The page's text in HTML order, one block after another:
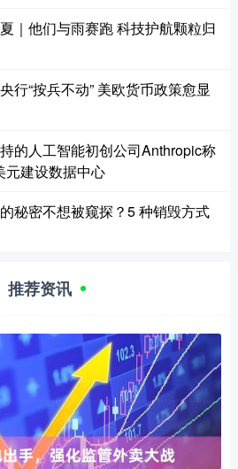
｜他们与雨赛跑 科技护航颗粒归
行“按兵不动” 美欧货币政策愈显
的人工智能初创公司Anthropic称
元建设数据中心
秘密不想被窥探？5 种销毁方式
推荐资讯